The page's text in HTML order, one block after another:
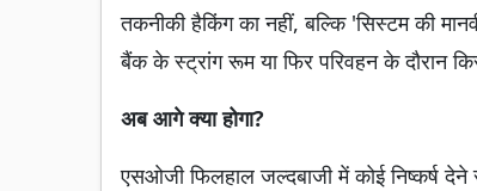
तकनीकी हैकिंग का नहीं, बल्कि 'सिस्टम की
बैंक के स्ट्रांग रूम या फिर परिवहन के दौरान
अब आगे क्या होगा?
एसओजी फिलहाल जल्दबाजी में कोई निष्कर्ष